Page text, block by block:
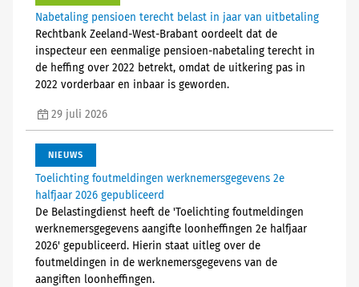
Nabetaling pensioen terecht belast in jaar van uitbetaling
Rechtbank Zeeland-West-Brabant oordeelt dat de
inspecteur een eenmalige pensioen-nabetaling terecht in
de heffing over 2022 betrekt, omdat de uitkering pas in
2022 vorderbaar en inbaar is geworden.
29 juli 2026
NIEUWS
Toelichting foutmeldingen werknemersgegevens 2e
halfjaar 2026 gepubliceerd
De Belastingdienst heeft de 'Toelichting foutmeldingen
werknemersgegevens aangifte loonheffingen 2e halfjaar
2026' gepubliceerd. Hierin staat uitleg over de
foutmeldingen in de werknemersgegevens van de
aangiften loonheffingen.